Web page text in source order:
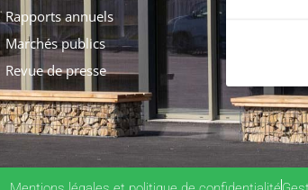
Rapports annuels
Marchés publics
Revue de presse